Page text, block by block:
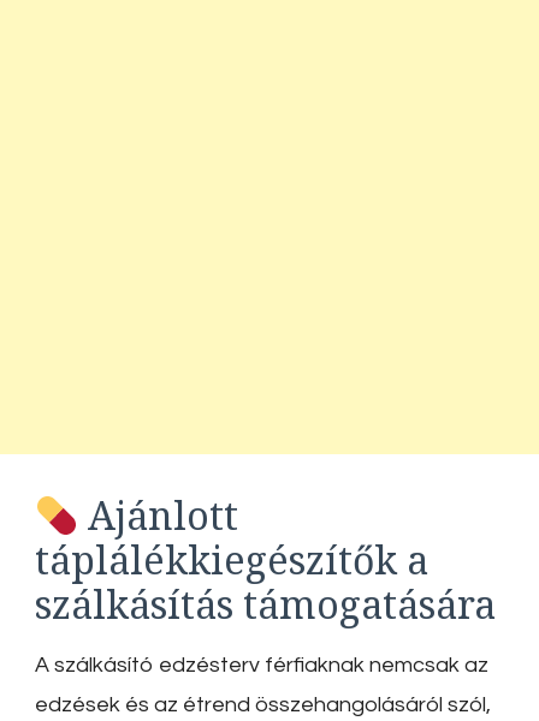
Ajánlott
táplálékkiegészítők a
szálkásítás támogatására
A szálkásító edzésterv férfiaknak nemcsak az
edzések és az étrend összehangolásáról szól,